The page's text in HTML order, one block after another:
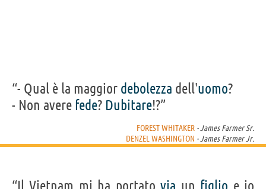
“- Qual è la maggior debolezza dell'uomo?
- Non avere fede? Dubitare!?”
FOREST WHITAKER - James Farmer Sr.
DENZEL WASHINGTON - James Farmer Jr.